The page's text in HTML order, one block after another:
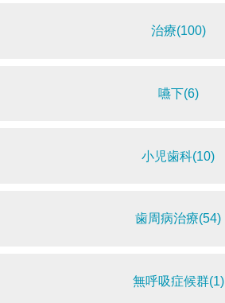
治療(100)
嚥下(6)
小児歯科(10)
歯周病治療(54)
無呼吸症候群(1)